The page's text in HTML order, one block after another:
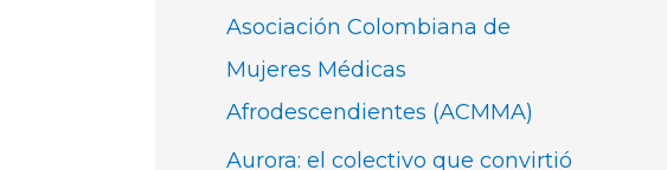
Asociación Colombiana de
Mujeres Médicas
Afrodescendientes (ACMMA)
Aurora: el colectivo que convirtió